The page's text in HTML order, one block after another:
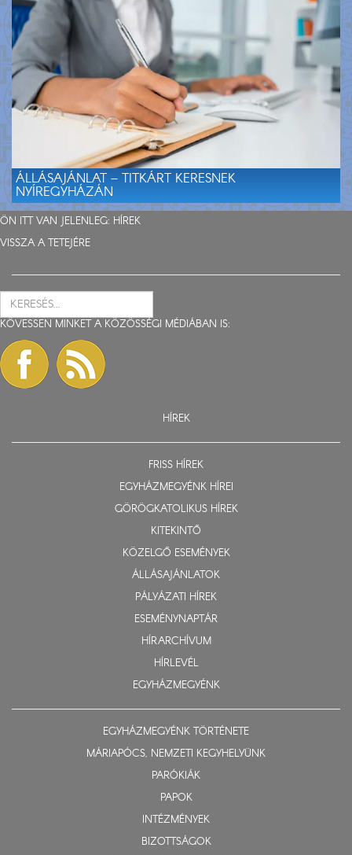
ÁLLÁSAJÁNLAT – TITKÁRT KERESNEK
NYÍREGYHÁZÁN
ÖN ITT VAN JELENLEG: HÍREK
VISSZA A TETEJÉRE
KÖVESSEN MINKET A KÖZÖSSÉGI MÉDIÁBAN IS:
HÍREK
FRISS HÍREK
EGYHÁZMEGYÉNK HÍREI
GÖRÖGKATOLIKUS HÍREK
KITEKINTŐ
KÖZELGŐ ESEMÉNYEK
ÁLLÁSAJÁNLATOK
PÁLYÁZATI HÍREK
ESEMÉNYNAPTÁR
HÍRARCHÍVUM
HÍRLEVÉL
EGYHÁZMEGYÉNK
EGYHÁZMEGYÉNK TÖRTÉNETE
MÁRIAPÓCS, NEMZETI KEGYHELYÜNK
PARÓKIÁK
PAPOK
INTÉZMÉNYEK
BIZOTTSÁGOK